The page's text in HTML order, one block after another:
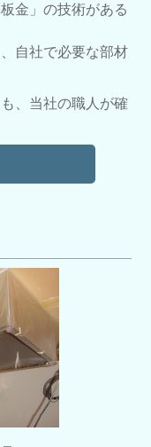
金」の技術がある
自社で必要な部材
、当社の職人が確